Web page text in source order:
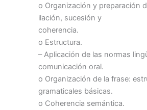
o Organización y preparación
ilación, sucesión y
coherencia.
o Estructura.
– Aplicación de las normas
comunicación oral.
o Organización de la frase:
gramaticales básicas.
o Coherencia semántica.